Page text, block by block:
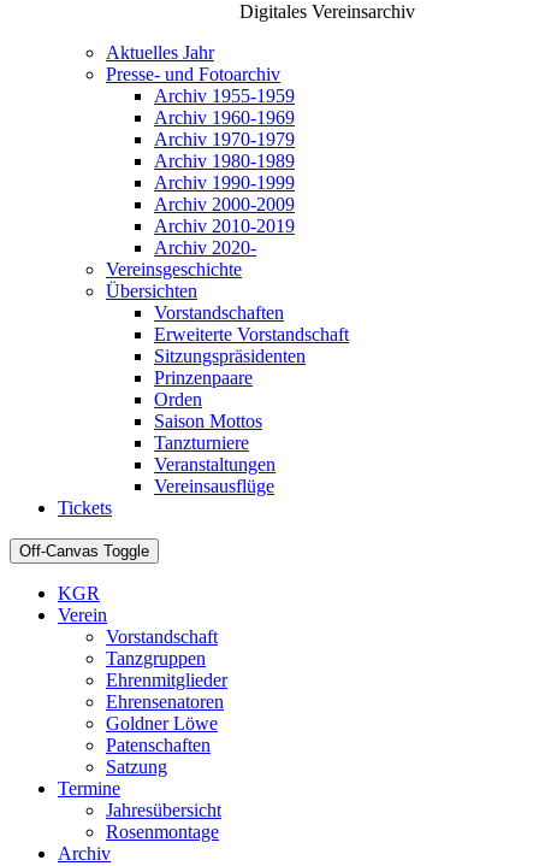
Digitales Vereinsarchiv
Aktuelles Jahr
Presse- und Fotoarchiv
Archiv 1955-1959
Archiv 1960-1969
Archiv 1970-1979
Archiv 1980-1989
Archiv 1990-1999
Archiv 2000-2009
Archiv 2010-2019
Archiv 2020-
Vereinsgeschichte
Übersichten
Vorstandschaften
Erweiterte Vorstandschaft
Sitzungspräsidenten
Prinzenpaare
Orden
Saison Mottos
Tanzturniere
Veranstaltungen
Vereinsausflüge
Tickets
Off-Canvas Toggle
KGR
Verein
Vorstandschaft
Tanzgruppen
Ehrenmitglieder
Ehrensenatoren
Goldner Löwe
Patenschaften
Satzung
Termine
Jahresübersicht
Rosenmontage
Archiv